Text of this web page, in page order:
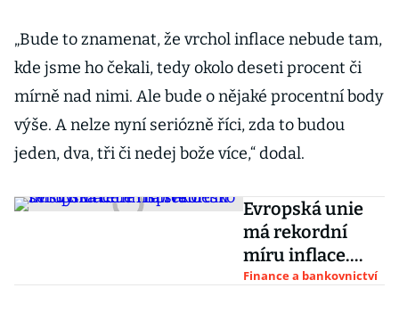
„Bude to znamenat, že vrchol inflace nebude tam,
kde jsme ho čekali, tedy okolo deseti procent či
mírně nad nimi. Ale bude o nějaké procentní body
výše. A nelze nyní seriózně říci, zda to budou
jeden, dva, tři či nedej bože více,“ dodal.
Evropská unie
má rekordní
míru inflace.
Přispívá Česko
Finance a bankovnictví